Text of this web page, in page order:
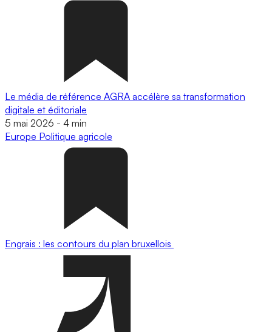
Le média de référence AGRA accélère sa transformation
digitale et éditoriale
5 mai 2026 - 4 min
Europe Politique agricole
Engrais : les contours du plan bruxellois